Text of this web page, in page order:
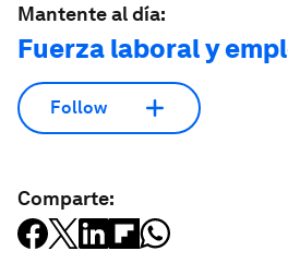
Mantente al día:
Fuerza laboral y
Follow
Comparte: